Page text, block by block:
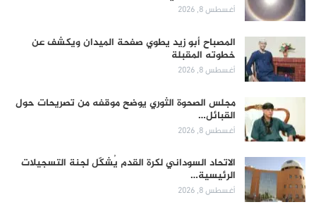
أغسطس 8, 2026
المصباح أبو زيد يطوي صفحة الميدان ويكشف عن
خطوته المقبلة
أغسطس 8, 2026
مجلس الصحوة الثوري يوضح موقفه من تصريحات حول
القبائل…
أغسطس 8, 2026
الاتحاد السوداني لكرة القدم يُشكّل لجنة التسجيلات
الرئيسية…
أغسطس 8, 2026